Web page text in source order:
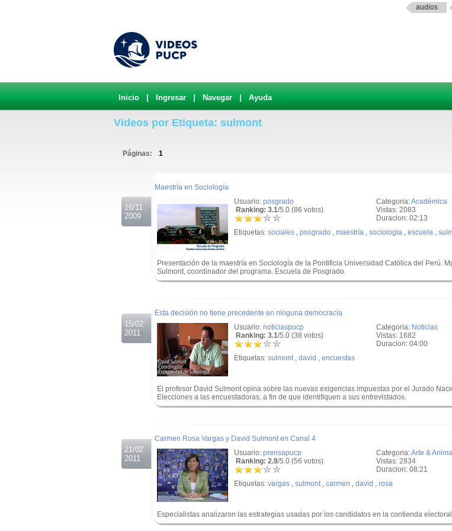
audios
Inicio Ingresar Navegar Ayuda
Videos por Etiqueta: sulmont
Páginas: 1
16/11
2009
Maestría en Sociología
Categoria:Académica
Vistas: 2083
Duracion: 02:13
Usuario: posgrado
Ranking: 3.1/5.0 (86 votos)
Etiquetas: sociales , posgrado , maestría , sociologia , escuela ,
Presentación de la maestría en Sociología de la Pontificia Universidad Católica del Perú.
Sulmont, coordinador del programa. Escuela de Posgrado.
15/02
2011
Esta decisión no tiene precedente en ninguna democracia
Categoria: Noticias
Vistas: 1682
Duracion: 04:00
Usuario: noticiaspucp
Ranking: 3.1/5.0 (38 votos)
Etiquetas: sulmont, david , encuestas
El profesor David Sulmont opina sobre las nuevas exigencias impuestas por el Jurado
Elecciones a las encuestadoras, a fin de que identifiquen a sus entrevistados.
21/02
2011
Carmen Rosa Vargas y David Sulmont en Canal 4
Categoria:Arte &
Vistas: 2834
Duracion: 08:21
Usuario: prensapucp
Ranking: 2.9/5.0 (56 votos)
Etiquetas: vargas , sulmont, carmen , david , rosa
Especialistas analizaron las estrategias usadas por los candidatos en la contienda electoral